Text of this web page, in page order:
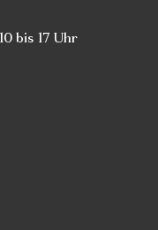
bis 17 Uhr